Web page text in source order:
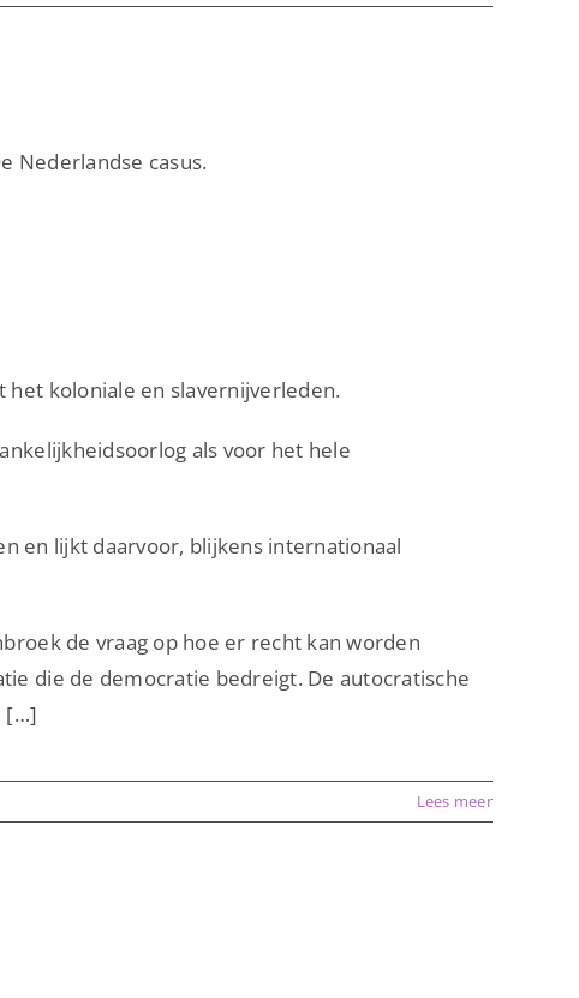
Nederlandse casus.
koloniale en slavernijverleden.
als voor het hele
en lijkt daarvoor, blijkens internationaal
de vraag op hoe er recht kan worden
die de democratie bedreigt. De autocratische
[…]
Lees meer